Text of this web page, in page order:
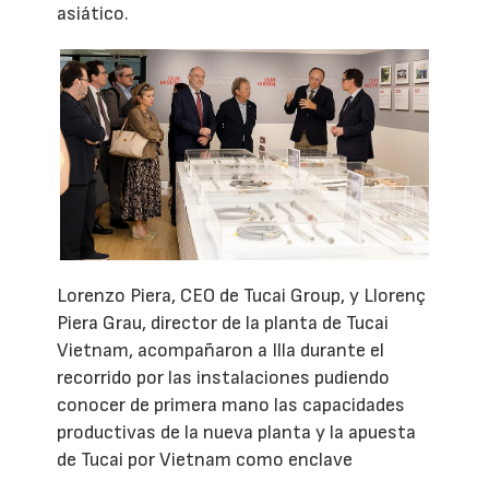
asiático.
Lorenzo Piera, CEO de Tucai Group, y Llorenç
Piera Grau, director de la planta de Tucai
Vietnam, acompañaron a Illa durante el
recorrido por las instalaciones pudiendo
conocer de primera mano las capacidades
productivas de la nueva planta y la apuesta
de Tucai por Vietnam como enclave